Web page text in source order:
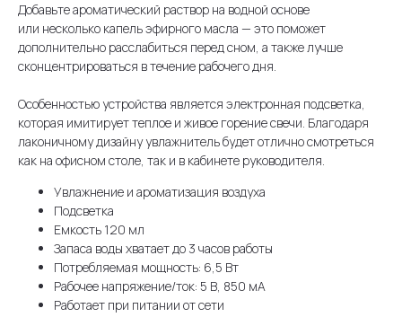
Добавьте ароматический раствор на водной основе
или несколько капель эфирного масла — это поможет
дополнительно расслабиться перед сном, а также лучше
сконцентрироваться в течение рабочего дня.
Особенностью устройства является электронная подсветка,
которая имитирует теплое и живое горение свечи. Благодаря
лаконичному дизайну увлажнитель будет отлично смотреться
как на офисном столе, так и в кабинете руководителя.
Увлажнение и ароматизация воздуха
Подсветка
Емкость 120 мл
Запаса воды хватает до 3 часов работы
Потребляемая мощность: 6,5 Вт
Рабочее напряжение/ток: 5 В, 850 мА
Работает при питании от сети